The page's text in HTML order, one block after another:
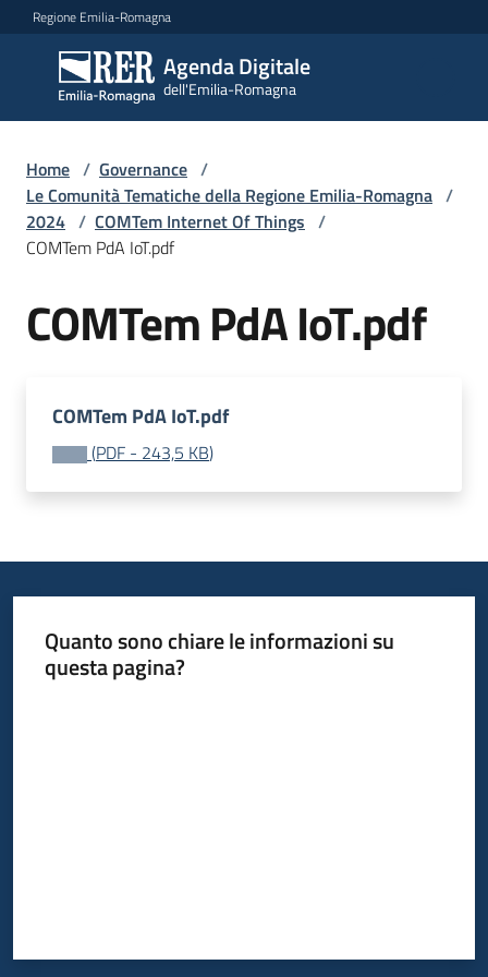
Vai al contenuto
Vai alla navigazione
Vai al footer
Regione Emilia-Romagna
Agenda Digitale
dell'Emilia-Romagna
Agenda
Digitale
dell'Emilia-
Novità
Dati
del
Governance
locale
Home / Governance /
Le Comunità Tematiche della Regione Emilia-Romagna /
2024 / COMTem Internet Of Things /
COMTem PdA IoT.pdf
COMTem PdA IoT.pdf
COMTem PdA IoT.pdf
(PDF - 243,5 KB)
Quanto sono chiare le informazioni su
questa pagina?